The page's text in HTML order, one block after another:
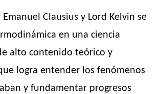
Clausius y Lord Kelvin se
en una ciencia
alto contenido teórico y
logra entender los fenómenos
y fundamentar progresos